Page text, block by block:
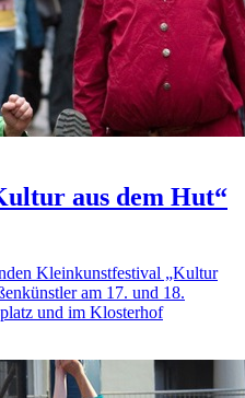
aus dem Hut“
Kleinkunstfestival „Kultur
am 17. und 18.
und im Klosterhof